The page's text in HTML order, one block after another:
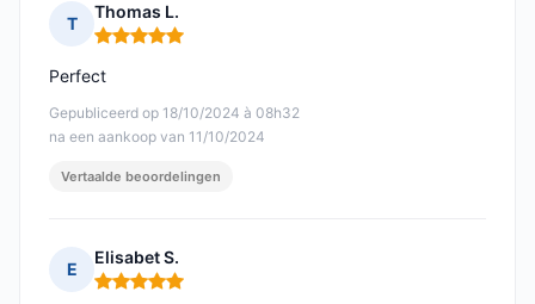
T
Thomas L.
Opmerking: 5 van 5
Gepubliceerd op 18/10/2024 à 08h32
na een aankoop van 11/10/2024
Perfect
Vertaalde beoordelingen
E
Elisabet S.
Opmerking: 5 van 5